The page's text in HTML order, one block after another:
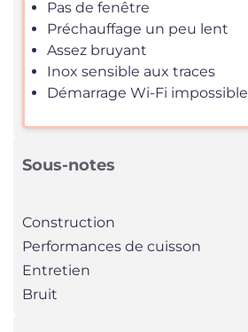
Pas de fenêtre
Préchauffage un peu lent
Assez bruyant
Inox sensible aux traces
Démarrage Wi-Fi impossible
Sous-notes
Construction
Performances de cuisson
Entretien
Bruit